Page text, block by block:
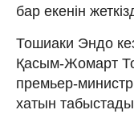
бар екенін
Тошиаки Эндо
Қасым-Жомарт
премьер-
хатын